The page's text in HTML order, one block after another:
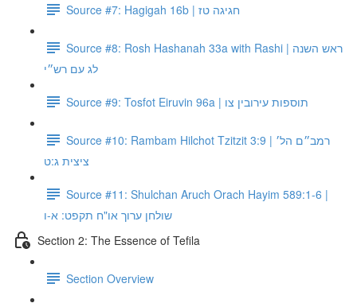
Source #7: Hagigah 16b | חגיגה טז
Source #8: Rosh Hashanah 33a with Rashi | ראש השנה
לג עם רש״י
Source #9: Tosfot Eiruvin 96a | תוספות עירובין צו
Source #10: Rambam Hilchot Tzitzit 3:9 | רמב״ם הל׳
ציצית ג:ט
Source #11: Shulchan Aruch Orach Hayim 589:1-6 |
שולחן ערוך או"ח תקפט: א-ו
Section 2: The Essence of Tefila
Section Overview